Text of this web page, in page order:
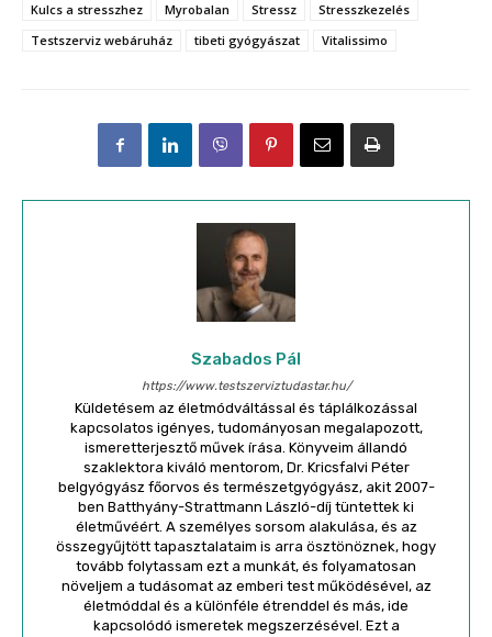
Kulcs a stresszhez
Myrobalan Stressz
Stresszkezelés
Testszerviz webáruház
tibeti gyógyászat Vitalissimo
Szabados Pál
https://www.testszerviztudastar.hu/
Küldetésem az életmódváltással és táplálkozással
kapcsolatos igényes, tudományosan megalapozott,
ismeretterjesztő művek írása. Könyveim állandó
szaklektora kiváló mentorom, Dr. Kricsfalvi Péter
belgyógyász főorvos és természetgyógyász, akit 2007-
ben Batthyány-Strattmann László-díj tüntettek ki
életművéért. A személyes sorsom alakulása, és az
összegyűjtött tapasztalataim is arra ösztönöznek, hogy
tovább folytassam ezt a munkát, és folyamatosan
növeljem a tudásomat az emberi test működésével, az
életmóddal és a különféle étrenddel és más, ide
kapcsolódó ismeretek megszerzésével. Ezt a